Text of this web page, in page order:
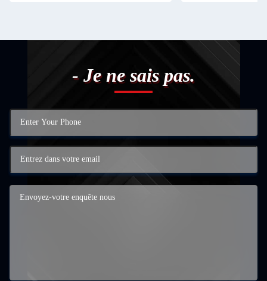
- Je ne sais pas.